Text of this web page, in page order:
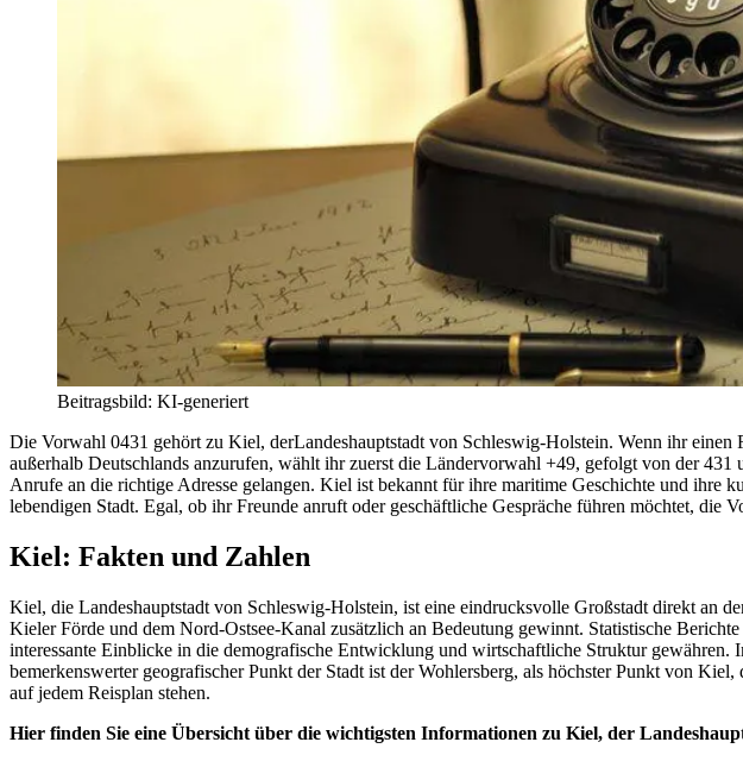
Beitragsbild: KI-generiert
Die Vorwahl 0431 gehört zu Kiel, derLandeshauptstadt von Schleswig-Holstein. Wenn ihr
außerhalb Deutschlands anzurufen, wählt ihr zuerst die Ländervorwahl +49, gefolgt von der
Anrufe an die richtige Adresse gelangen. Kiel ist bekannt für ihre maritime Geschichte und
lebendigen Stadt. Egal, ob ihr Freunde anruft oder geschäftliche Gespräche führen möchtet, die
Kiel: Fakten und Zahlen
Kiel, die Landeshauptstadt von Schleswig-Holstein, ist eine eindrucksvolle Großstadt direkt an
Kieler Förde und dem Nord-Ostsee-Kanal zusätzlich an Bedeutung gewinnt. Statistische
interessante Einblicke in die demografische Entwicklung und wirtschaftliche Struktur
bemerkenswerter geografischer Punkt der Stadt ist der Wohlersberg, als höchster Punkt von
auf jedem Reisplan stehen.
Hier finden Sie eine Übersicht über die wichtigsten Informationen zu Kiel, der